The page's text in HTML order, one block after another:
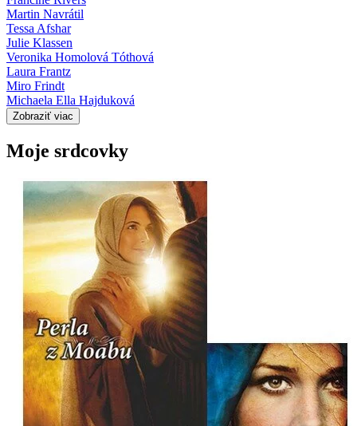
Martin Navrátil
Tessa Afshar
Julie Klassen
Veronika Homolová Tóthová
Laura Frantz
Miro Frindt
Michaela Ella Hajduková
Zobraziť viac
Moje srdcovky